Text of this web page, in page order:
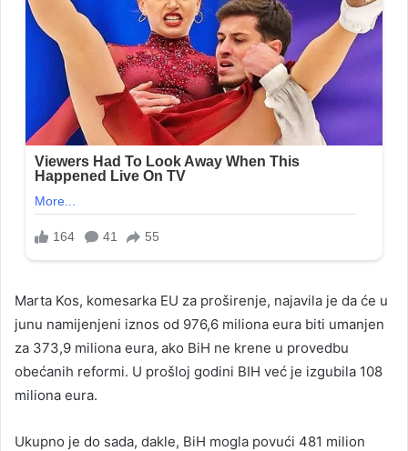
Marta Kos, komesarka EU za proširenje, najavila je da će u
junu namijenjeni iznos od 976,6 miliona eura biti umanjen
za 373,9 miliona eura, ako BiH ne krene u provedbu
obećanih reformi. U prošloj godini BIH već je izgubila 108
miliona eura.
Ukupno je do sada, dakle, BiH mogla povući 481 milion